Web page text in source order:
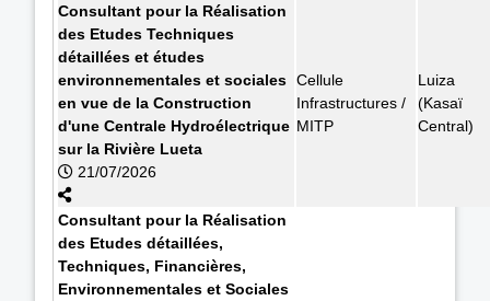
Consultant pour la Réalisation
des Etudes Techniques
détaillées et études
environnementales et sociales
en vue de la Construction
d'une Centrale Hydroélectrique
sur la Rivière Lueta
21/07/2026
Cellule
Infrastructures /
MITP
Luiza
(Kasaï
Central)
Consultant pour la Réalisation
des Etudes détaillées,
Techniques, Financières,
Environnementales et Sociales